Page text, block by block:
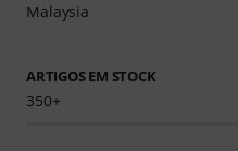
Malaysia
ARTIGOS EM STOCK
350+